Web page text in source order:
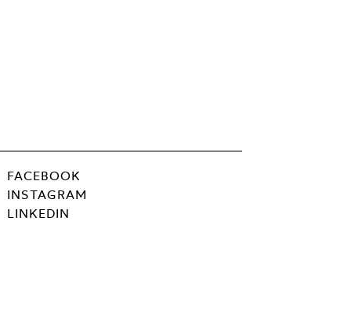
FACEBOOK
INSTAGRAM
LINKEDIN